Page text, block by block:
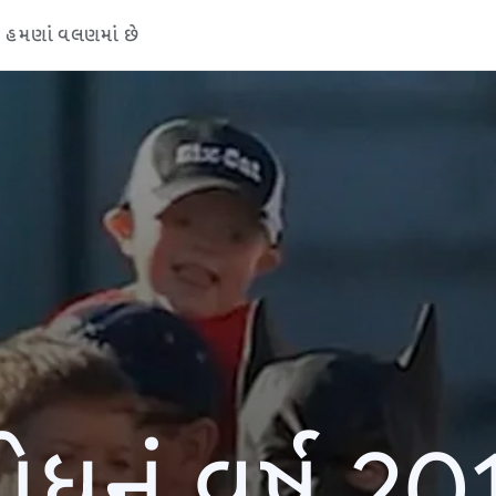
હમણાં વલણમાં છે